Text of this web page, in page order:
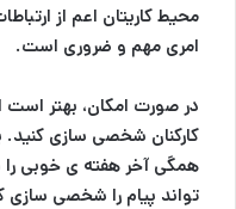
محیط کاریتان اعم از
امری مهم و ضروری است.
در صورت امکان، بهتر است
کارکنان شخصی سازی کنید.
همگی آخر هفته ی خوبی را
تواند پیام را شخصی